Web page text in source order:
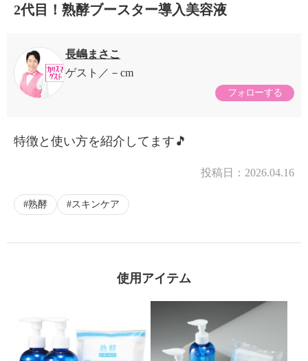
2代目！熟酵ブースター導入美容液
長嶋まさこ
ゲスト
－cm
フォローする
特徴と使い方を紹介してます🎵
投稿日： 2026.04.16
熟酵 スキンケア
使用アイテム